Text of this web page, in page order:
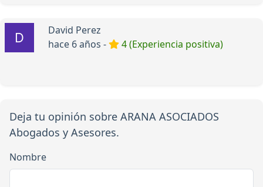
David Perez
hace 6 años -
4 (Experiencia positiva)
Deja tu opinión sobre ARANA ASOCIADOS
Abogados y Asesores.
Nombre